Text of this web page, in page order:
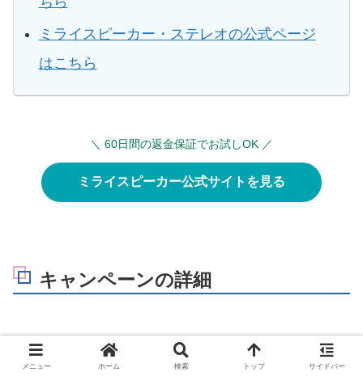
ミライスピーカー・ステレオの公式ページ
はこちら
＼ 60日間の返金保証でお試しOK ／
ミライスピーカー公式サイトを見る
キャンペーンの詳細
対象期間：2025年1月5日（日）23時59分
メニュー ホーム 検索 トップ サイドバー